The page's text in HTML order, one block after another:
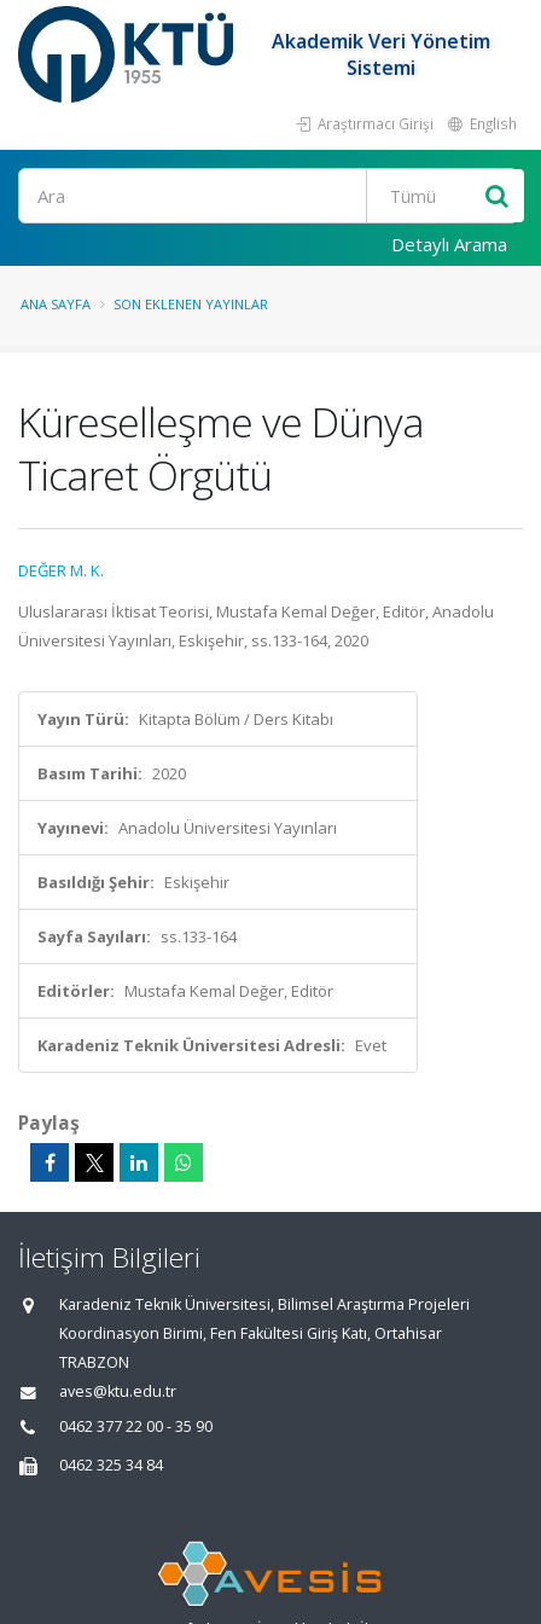
Akademik Veri Yönetim
Sistemi
Araştırmacı Girişi English
Ara
Detaylı Arama
ANA SAYFA SON EKLENEN YAYINLAR
Küreselleşme ve Dünya
Ticaret Örgütü
DEĞER M. K.
Uluslararası İktisat Teorisi, Mustafa Kemal Değer, Editör, Anadolu
Üniversitesi Yayınları, Eskişehir, ss.133-164, 2020
Yayın Türü: Kitapta Bölüm / Ders Kitabı
Basım Tarihi: 2020
Yayınevi: Anadolu Üniversitesi Yayınları
Basıldığı Şehir: Eskişehir
Sayfa Sayıları: ss.133-164
Editörler: Mustafa Kemal Değer, Editör
Karadeniz Teknik Üniversitesi Adresli: Evet
Paylaş
İletişim Bilgileri
Karadeniz Teknik Üniversitesi, Bilimsel Araştırma Projeleri
Koordinasyon Birimi, Fen Fakültesi Giriş Katı, Ortahisar
TRABZON
aves@ktu.edu.tr
0462 377 22 00 - 35 90
0462 325 34 84